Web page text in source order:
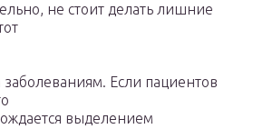
не стоит делать лишние
Если пациентов
выделением